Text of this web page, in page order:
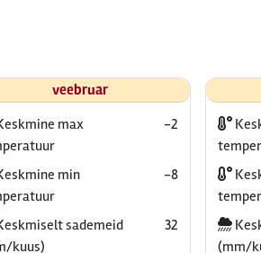
veebruar
max
-2
min
-8
sademeid
kuus)
32
(mm/